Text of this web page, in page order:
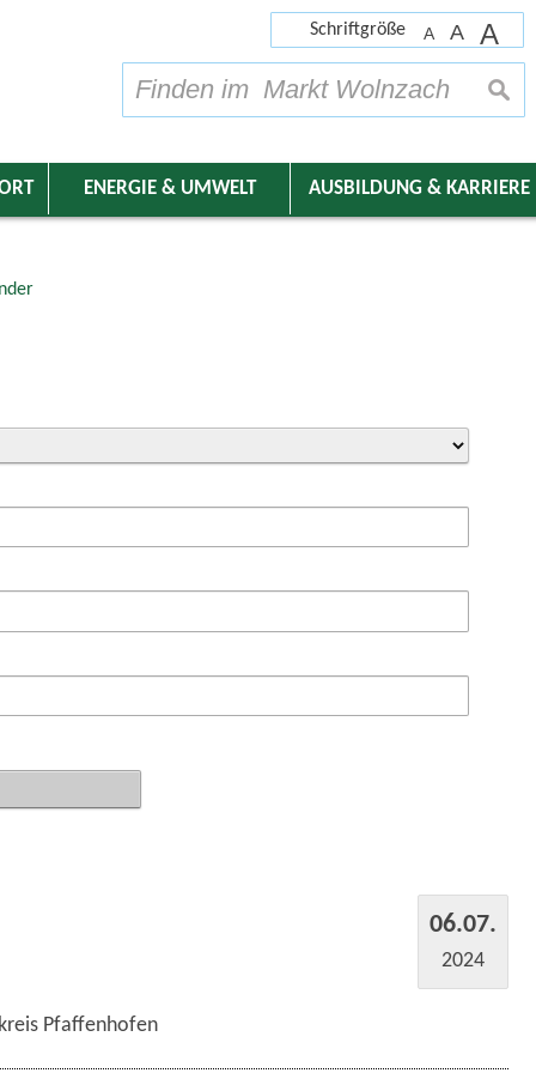
Schriftgröße A A A
ENERGIE & UMWELT AUSBILDUNG & KARRIERE
06.07.
2024
Pfaffenhofen